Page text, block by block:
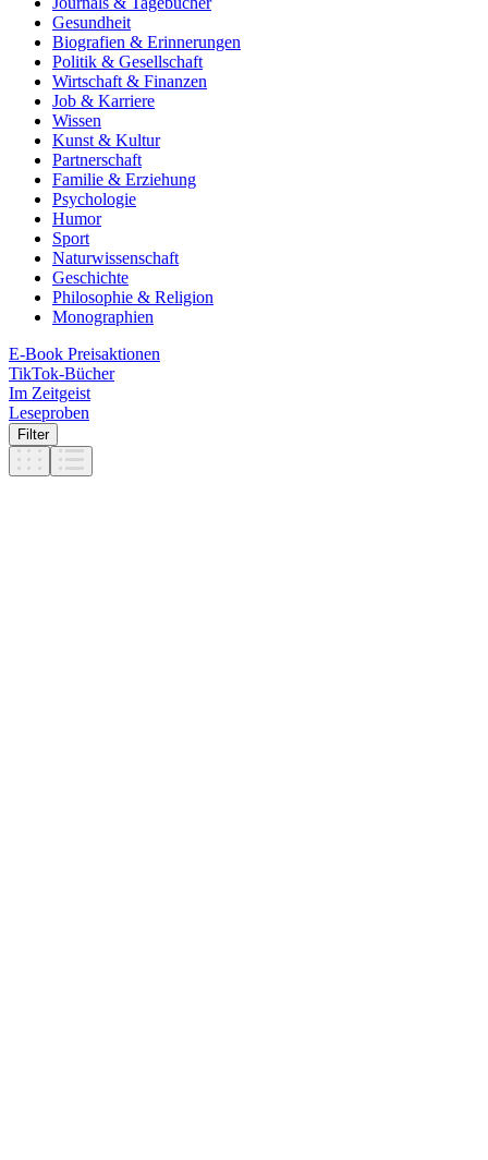
Gesundheit
Biografien & Erinnerungen
Politik & Gesellschaft
Wirtschaft & Finanzen
Job & Karriere
Wissen
Kunst & Kultur
Partnerschaft
Familie & Erziehung
Psychologie
Humor
Sport
Naturwissenschaft
Geschichte
Philosophie & Religion
Monographien
E-Book Preisaktionen
TikTok-Bücher
Im Zeitgeist
Leseproben
Filter